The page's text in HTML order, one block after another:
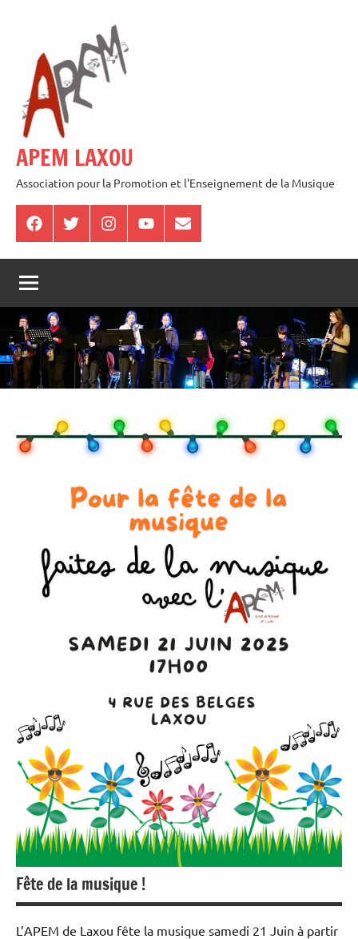
contenu
APEM LAXOU
Association pour la Promotion et l'Enseignement de la Musique
FacebookTwitterInstagramYoutube
E-
mail
Fête de la musique !
L’APEM de Laxou fête la musique samedi 21 Juin à partir